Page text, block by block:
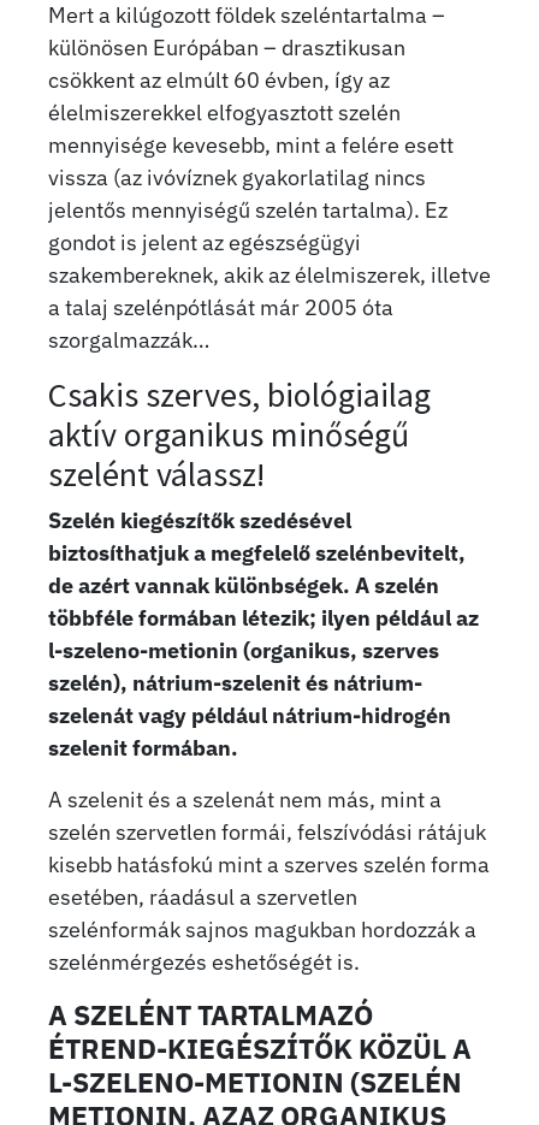
Mert a kilúgozott földek szeléntartalma –
különösen Európában – drasztikusan
csökkent az elmúlt 60 évben, így az
élelmiszerekkel elfogyasztott szelén
mennyisége kevesebb, mint a felére esett
vissza (az ivóvíznek gyakorlatilag nincs
jelentős mennyiségű szelén tartalma). Ez
gondot is jelent az egészségügyi
szakembereknek, akik az élelmiszerek, illetve
a talaj szelénpótlását már 2005 óta
szorgalmazzák…
Csakis szerves, biológiailag
aktív organikus minőségű
szelént válassz!
Szelén kiegészítők szedésével
biztosíthatjuk a megfelelő szelénbevitelt,
de azért vannak különbségek. A szelén
többféle formában létezik; ilyen például az
l-szeleno-metionin (organikus, szerves
szelén), nátrium-szelenit és nátrium-
szelenát vagy például nátrium-hidrogén
szelenit formában.
A szelenit és a szelenát nem más, mint a
szelén szervetlen formái, felszívódási rátájuk
kisebb hatásfokú mint a szerves szelén forma
esetében, ráadásul a szervetlen
szelénformák sajnos magukban hordozzák a
szelénmérgezés eshetőségét is.
A SZELÉNT TARTALMAZÓ
ÉTREND-KIEGÉSZÍTŐK KÖZÜL A
L-SZELENO-METIONIN (SZELÉN
METIONIN, AZAZ ORGANIKUS